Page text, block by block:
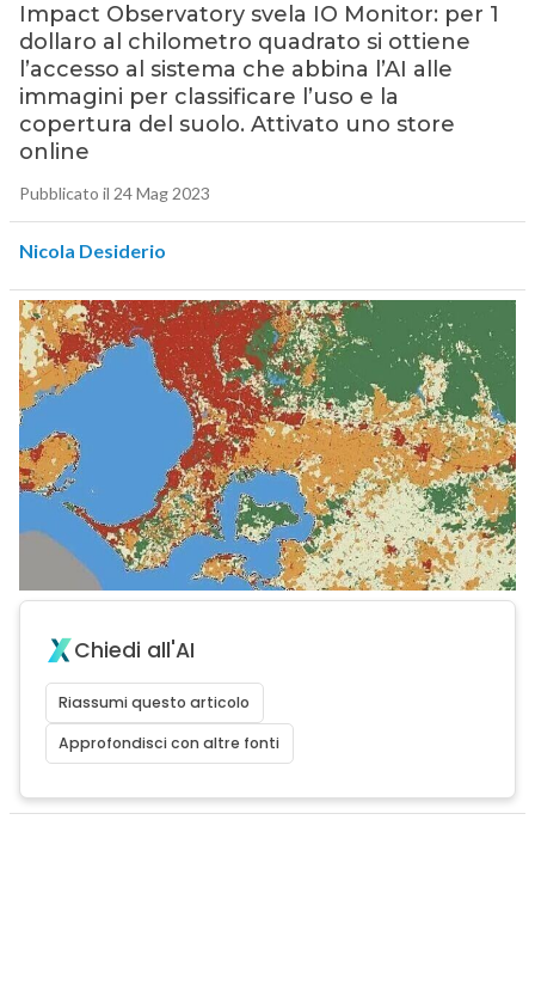
Impact Observatory svela IO Monitor: per 1
dollaro al chilometro quadrato si ottiene
l’accesso al sistema che abbina l’AI alle
immagini per classificare l’uso e la
copertura del suolo. Attivato uno store
online
Pubblicato il 24 Mag 2023
Nicola Desiderio
Chiedi all'AI
Riassumi questo articolo
Approfondisci con altre fonti